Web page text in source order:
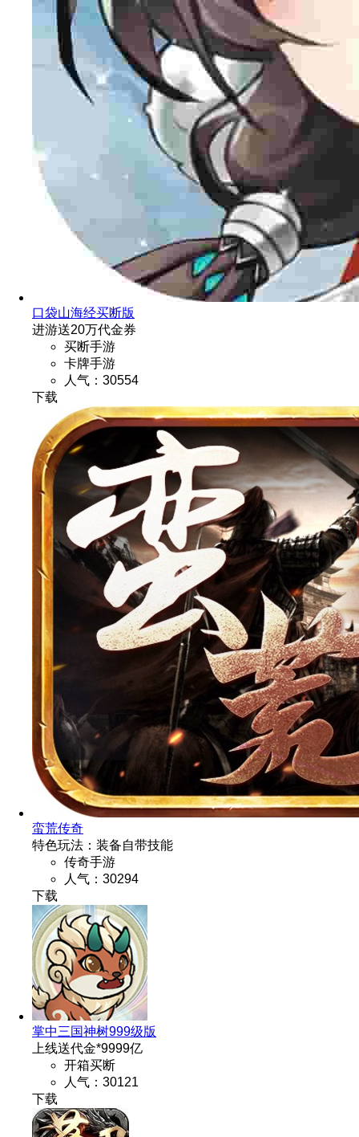
口袋山海经买断版
进游送20万代金券
买断手游
卡牌手游
人气：30554
蛮荒传奇
特色玩法：装备自带技能
传奇手游
人气：30294
掌中三国神树999级版
上线送代金*9999亿
开箱买断
人气：30121